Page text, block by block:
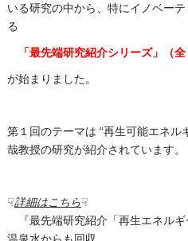
いる研究の中から、特にイノベー
る
「最先端研究紹介シリーズ」（全
が始まりました。
第１回のテーマは “再生可能エネ
哉教授の研究が紹介されています。
☟詳細はこちら☟
『最先端研究紹介「再生エネル